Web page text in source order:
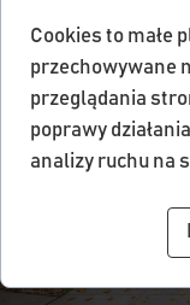
Cookies to małe
przechowywane
przeglądania
poprawy
analizy ruchu na